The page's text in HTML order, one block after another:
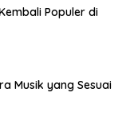
Populer di
Musik yang Sesuai